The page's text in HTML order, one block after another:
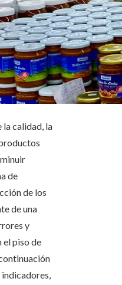
la calidad, la
de
de los
de una
y
el piso de